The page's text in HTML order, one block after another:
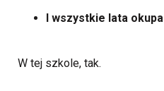
I wszystkie lata
W tej szkole, tak.